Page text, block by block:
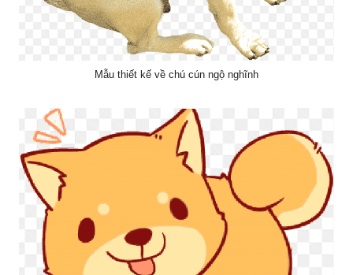
Mẫu thiết kế về chú cún ngộ nghĩnh